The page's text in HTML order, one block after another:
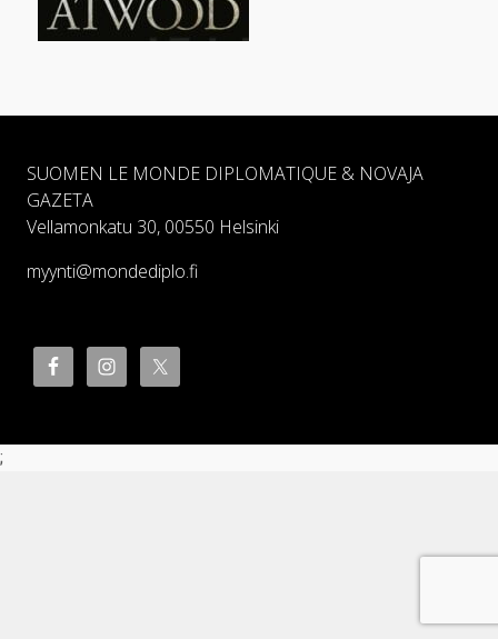
SUOMEN LE MONDE DIPLOMATIQUE & NOVAJA
GAZETA
Vellamonkatu 30, 00550 Helsinki
myynti@mondediplo.fi
;